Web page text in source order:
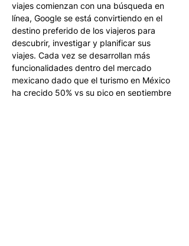
viajes comienzan con una búsqueda en
línea, Google se está convirtiendo en el
destino preferido de los viajeros para
descubrir, investigar y planificar sus
viajes. Cada vez se desarrollan más
funcionalidades dentro del mercado
mexicano dado que el turismo en México
ha crecido 50% vs su pico en septiembre